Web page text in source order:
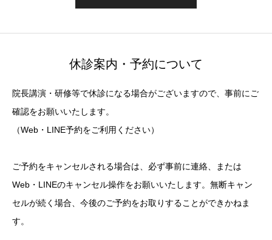
休診案内・予約について
院長講演・研修等で休診になる場合がございますので、事前にご
確認をお願いいたします。
（Web・LINE予約をご利用ください）
ご予約をキャンセルされる場合は、必ず事前に連絡、または
Web・LINEのキャンセル操作をお願いいたします。無断キャン
セルが続く場合、今後のご予約をお取りすることができかねま
す。